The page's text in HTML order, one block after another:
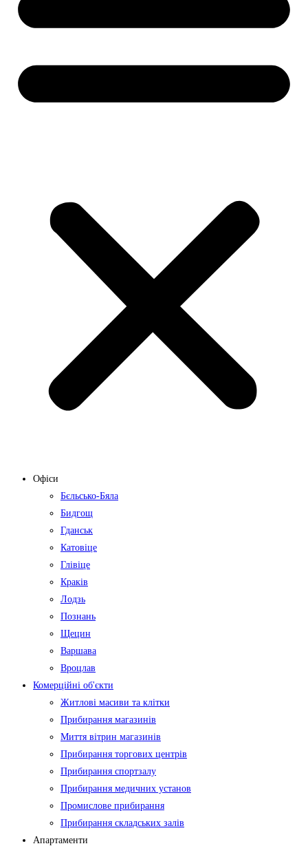
Офіси
Бєльсько-Бяла
Бидгощ
Гданськ
Катовіце
Глівіце
Краків
Лодзь
Познань
Щецин
Варшава
Вроцлав
Комерційні об'єкти
Житлові масиви та клітки
Прибирання магазинів
Миття вітрин магазинів
Прибирання торгових центрів
Прибирання спортзалу
Прибирання медичних установ
Промислове прибирання
Прибирання складських залів
Апартаменти